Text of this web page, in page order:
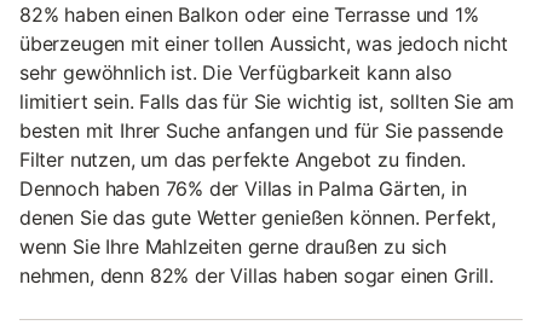
82% haben einen Balkon oder eine Terrasse und 1%
überzeugen mit einer tollen Aussicht, was jedoch nicht
sehr gewöhnlich ist. Die Verfügbarkeit kann also
limitiert sein. Falls das für Sie wichtig ist, sollten Sie am
besten mit Ihrer Suche anfangen und für Sie passende
Filter nutzen, um das perfekte Angebot zu finden.
Dennoch haben 76% der Villas in Palma Gärten, in
denen Sie das gute Wetter genießen können. Perfekt,
wenn Sie Ihre Mahlzeiten gerne draußen zu sich
nehmen, denn 82% der Villas haben sogar einen Grill.